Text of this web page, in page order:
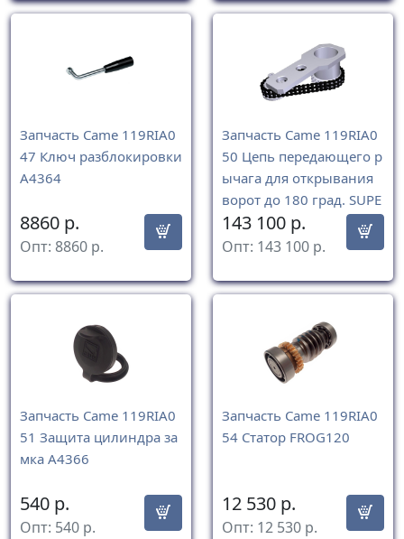
Запчасть Came 119RIA0
47 Ключ разблокировки
A4364
8860 р.
Опт: 8860 р.
Запчасть Came 119RIA0
50 Цепь передающего р
ычага для открывания
ворот до 180 град. SUPE
RFROG
143 100 р.
Опт: 143 100 р.
Запчасть Came 119RIA0
51 Защита цилиндра за
мка A4366
540 р.
Опт: 540 р.
Запчасть Came 119RIA0
54 Статор FROG120
12 530 р.
Опт: 12 530 р.